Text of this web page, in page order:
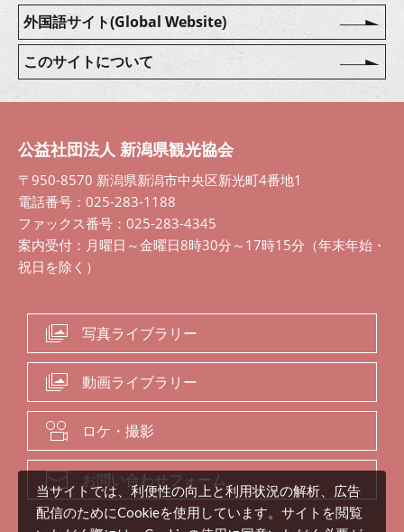
外国語サイト(Global Website)
このサイトについて
公益社団法人 新潟県観光協会
〒950-8570 新潟県新潟市中央区新光町4番地1
電話番号：025-283-1188
ファックス番号：025-283-4345
案内受付：月曜日～金曜日8時30分～17時15分（年末年始・
祝日を除く）
写真ライブラリー
動画ライブラリー
ロケ・撮影
お問い合わせフォーム
当サイトでは、利便性の向上と利用状況の解析、広告
配信のためにCookieを使用しています。サイトを閲覧